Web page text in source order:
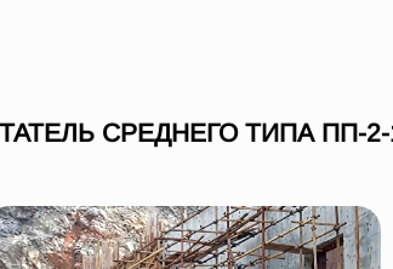
СРЕДНЕГО ТИПА ПП-2-